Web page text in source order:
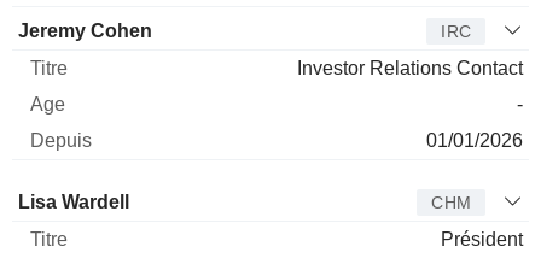
Jeremy Cohen IRC
Investor Relations Contact
-
01/01/2026
Administrateur
Lisa Wardell CHM
Président